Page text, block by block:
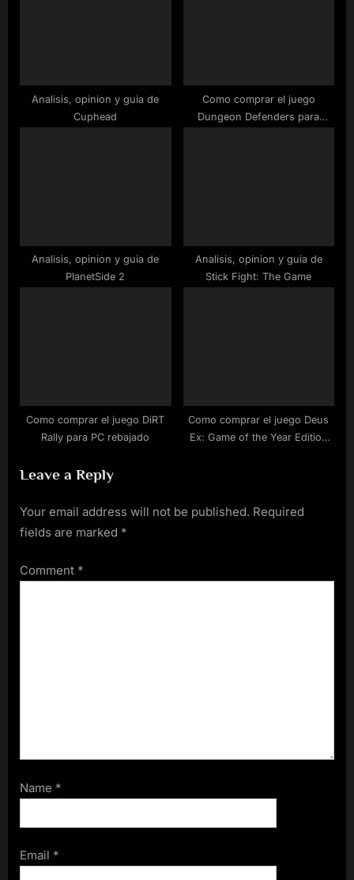
t
:
Analisis, opinion y guia de
Cuphead
Como comprar el juego
Dungeon Defenders para
Analisis, opinion y guia de
PlanetSide 2
Analisis, opinion y guia de
Stick Fight: The Game
Como comprar el juego DiRT
Rally para PC rebajado
Como comprar el juego Deus
Ex: Game of the Year Edition
Leave a Reply
Your email address will not be published. Required
fields are marked *
Comment *
Name *
Email *